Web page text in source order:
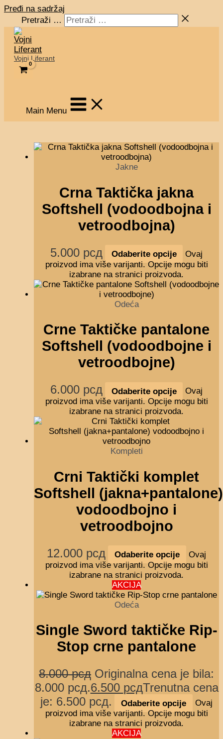
Pređi na sadržaj
Pretraži …
Vojni Liferant
Main Menu
Jakne
Crna Taktička jakna
Softshell (vodoodbojna i
vetroodbojna)
5.000 рсд Odaberite opcije
Ovaj
proizvod ima više varijanti. Opcije mogu biti
izabrane na stranici proizvoda.
Odeća
Crne Taktičke pantalone
Softshell (vodoodbojne i
vetroodbojne)
6.000 рсд Odaberite opcije
Ovaj
proizvod ima više varijanti. Opcije mogu biti
izabrane na stranici proizvoda.
Kompleti
Crni Taktički komplet
Softshell (jakna+pantalone)
vodoodbojno i
vetroodbojno
12.000 рсд Odaberite opcije
Ovaj
proizvod ima više varijanti. Opcije mogu biti
izabrane na stranici proizvoda.
AKCIJA
Odeća
Single Sword taktičke Rip-
Stop crne pantalone
8.000рсд Originalna cena je bila:
8.000 рсд.6.500 рсдTrenutna cena
je: 6.500 рсд.
Odaberite opcije
Ovaj
proizvod ima više varijanti. Opcije mogu biti
izabrane na stranici proizvoda.
AKCIJA